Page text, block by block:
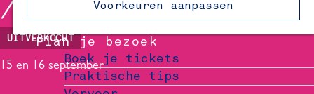
Voorkeuren aanpassen
Overnachtingslocaties in Delft
Plan je bezoek
Boek je tickets
Praktische tips
UITVERKOCHT
15 en 16 september